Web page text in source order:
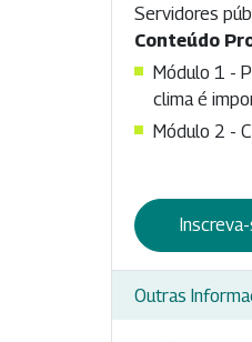
Servidores
Conteúdo
Módulo 1 -
clima é
Módulo 2 -
Outras